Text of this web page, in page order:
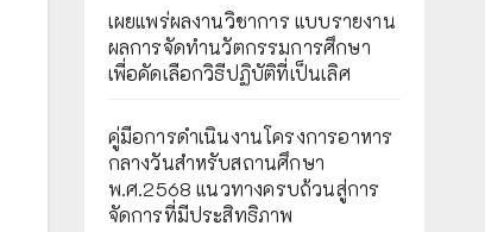
เผยแพร่ผลงานวิชาการ แบบรายงาน
ผลการจัดทำนวัตกรรมการศึกษา
เพื่อคัดเลือกวิธีปฏิบัติที่เป็นเลิศ
คู่มือการดำเนินงานโครงการอาหาร
กลางวันสำหรับสถานศึกษา
พ.ศ.2568 แนวทางครบถ้วนสู่การ
จัดการที่มีประสิทธิภาพ